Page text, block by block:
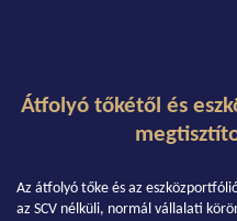
Átfolyó tőkétől és
Az átfolyó tőke és az
az SCV nélküli, normál vállalati